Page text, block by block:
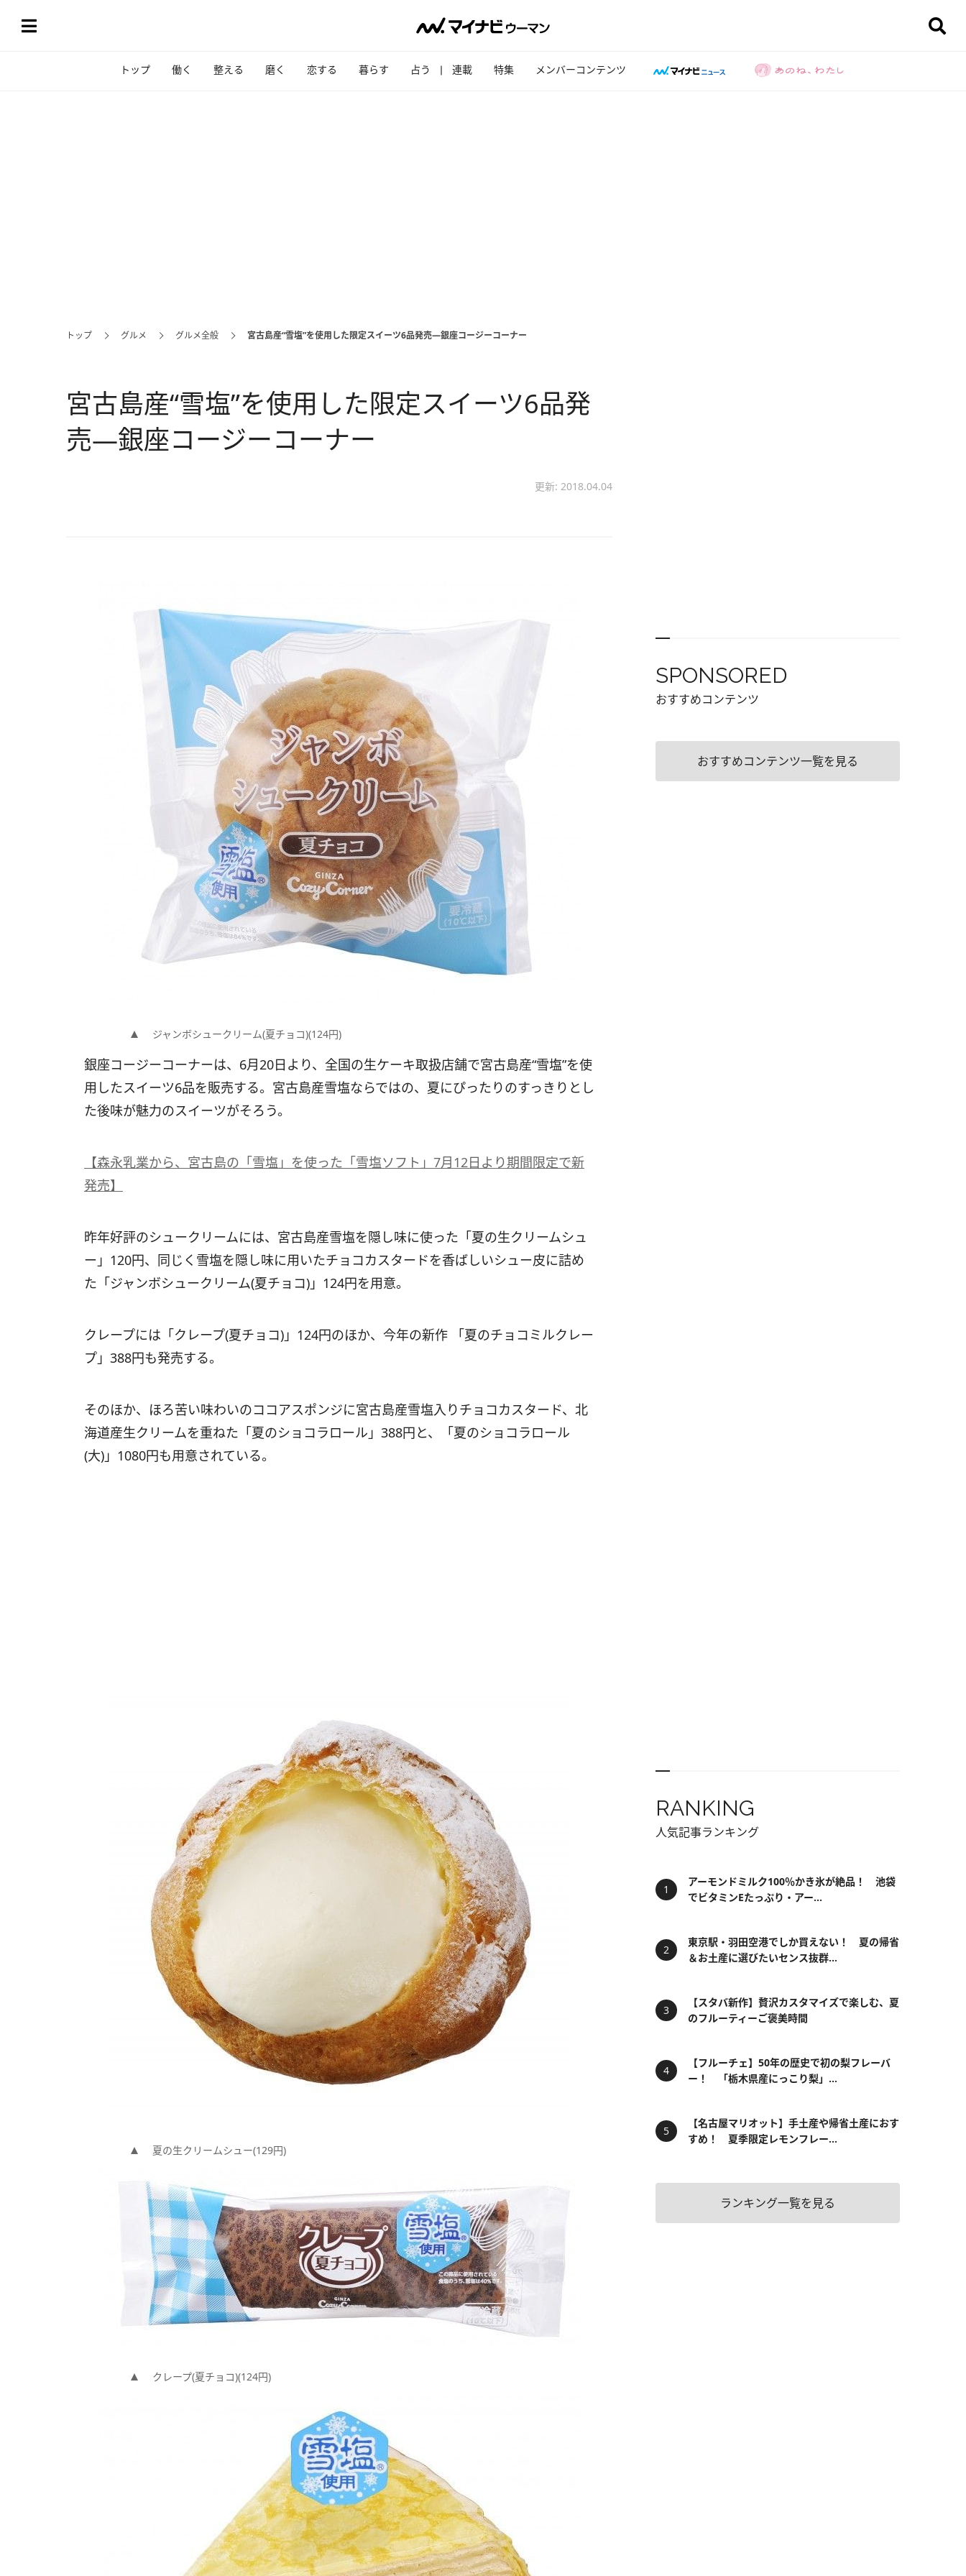
トップ 働く 整える 磨く 恋する 暮らす 占う 連載 特集 メンバーコンテンツ
トップ グルメ グルメ全般 宮古島産“雪塩”を使用した限定スイーツ6品発売―銀座コージーコーナー
宮古島産“雪塩”を使用した限定スイーツ6品発
売―銀座コージーコーナー
更新: 2018.04.04
ジャンボシュークリーム(夏チョコ)(124円)
銀座コージーコーナーは、6月20日より、全国の生ケーキ取扱店舗で宮古島産“雪塩”を使
用したスイーツ6品を販売する。宮古島産雪塩ならではの、夏にぴったりのすっきりとし
た後味が魅力のスイーツがそろう。
【森永乳業から、宮古島の「雪塩」を使った「雪塩ソフト」7月12日より期間限定で新
発売】
昨年好評のシュークリームには、宮古島産雪塩を隠し味に使った「夏の生クリームシュ
ー」120円、同じく雪塩を隠し味に用いたチョコカスタードを香ばしいシュー皮に詰め
た「ジャンボシュークリーム(夏チョコ)」124円を用意。
クレープには「クレープ(夏チョコ)」124円のほか、今年の新作 「夏のチョコミルクレー
プ」388円も発売する。
そのほか、ほろ苦い味わいのココアスポンジに宮古島産雪塩入りチョコカスタード、北
海道産生クリームを重ねた「夏のショコラロール」388円と、「夏のショコラロール
(大)」1080円も用意されている。
夏の生クリームシュー(129円)
クレープ(夏チョコ)(124円)
SPONSORED
おすすめコンテンツ
おすすめコンテンツ一覧を見る
RANKING
人気記事ランキング
アーモンドミルク100％かき氷が絶品！ 池袋
でビタミンEたっぷり・アー...
東京駅・羽田空港でしか買えない！ 夏の帰省
＆お土産に選びたいセンス抜群...
【スタバ新作】贅沢カスタマイズで楽しむ、夏
のフルーティーご褒美時間
【フルーチェ】50年の歴史で初の梨フレーバ
ー！ 「栃木県産にっこり梨」...
【名古屋マリオット】手土産や帰省土産におす
すめ！ 夏季限定レモンフレー...
ランキング一覧を見る